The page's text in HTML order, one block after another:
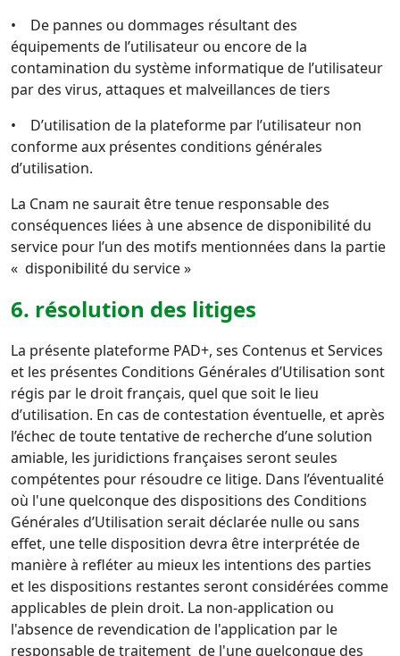
• De pannes ou dommages résultant des
équipements de l’utilisateur ou encore de la
contamination du système informatique de l’utilisateur
par des virus, attaques et malveillances de tiers
• D’utilisation de la plateforme par l’utilisateur non
conforme aux présentes conditions générales
d’utilisation.
La Cnam ne saurait être tenue responsable des
conséquences liées à une absence de disponibilité du
service pour l’un des motifs mentionnées dans la partie
« disponibilité du service »
6. résolution des litiges
La présente plateforme PAD+, ses Contenus et Services
et les présentes Conditions Générales d’Utilisation sont
régis par le droit français, quel que soit le lieu
d’utilisation. En cas de contestation éventuelle, et après
l’échec de toutetentative de recherche d’une solution
amiable, les juridictions françaises seront seules
compétentes pour résoudre ce litige. Dans l’éventualité
où l'une quelconque des dispositions des Conditions
Générales d’Utilisation serait déclarée nulle ou sans
effet, une telle disposition devra être interprétée de
manière à refléter au mieux les intentions des parties
et les dispositions restantes seront considérées comme
applicables de plein droit. La non-application ou
l'absence de revendication de l'application par le
responsable de traitement de l'unequelconque des